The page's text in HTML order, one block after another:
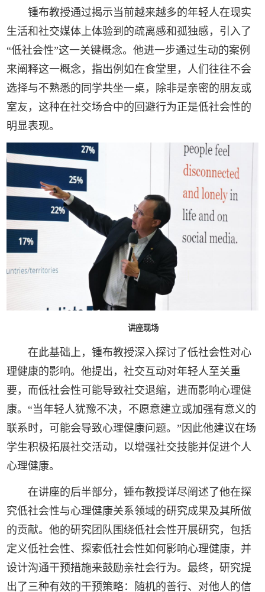
锺布教授通过揭示当前越来越多的年轻人在现实
生活和社交媒体上体验到的疏离感和孤独感，引入了
“低社会性”这一关键概念。他进一步通过生动的案例
来阐释这一概念，指出例如在食堂里，人们往往不会
选择与不熟悉的同学共坐一桌，除非是亲密的朋友或
室友，这种在社交场合中的回避行为正是低社会性的
明显表现。
讲座现场
在此基础上，锺布教授深入探讨了低社会性对心
理健康的影响。他提出，社交互动对年轻人至关重
要，而低社会性可能导致社交退缩，进而影响心理健
康。“当年轻人犹豫不决，不愿意建立或加强有意义的
联系时，可能会导致心理健康问题。”因此他建议在场
学生积极拓展社交活动，以增强社交技能并促进个人
心理健康。
在讲座的后半部分，锺布教授详尽阐述了他在探
究低社会性与心理健康关系领域的研究成果及其所做
的贡献。他的研究团队围绕低社会性开展研究，包括
定义低社会性、探索低社会性如何影响心理健康，并
设计沟通干预措施来鼓励亲社会行为。最终，研究提
出了三种有效的干预策略：随机的善行、对他人的信